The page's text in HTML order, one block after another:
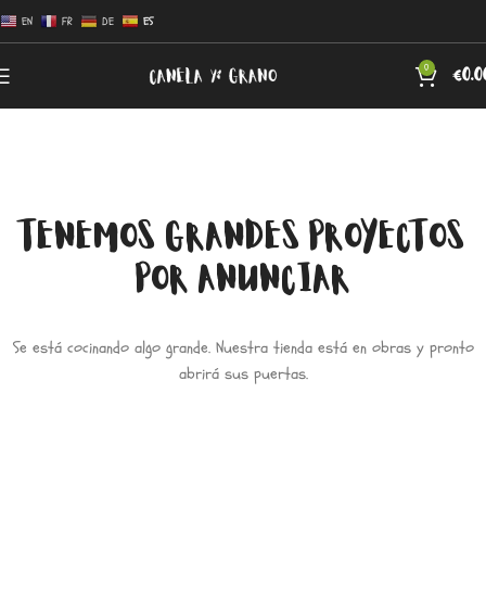
EN FR DE ES
0 €
TENEMOS GRANDES PROYECTOS
POR ANUNCIAR
Se está cocinando algo grande. Nuestra tienda está en obras y pronto
abrirá sus puertas.